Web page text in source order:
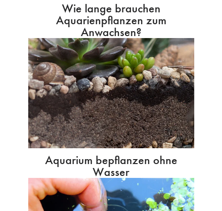
Wie lange brauchen
Aquarienpflanzen zum
Anwachsen?
Aquarium bepflanzen ohne
Wasser